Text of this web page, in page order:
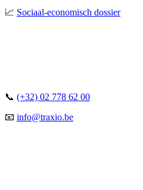
📈 Sociaal-economisch dossier
📞 (+32) 02 778 62 00
📧 info@traxio.be